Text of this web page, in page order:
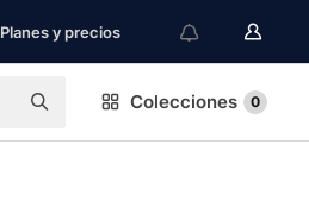
Planes y precios
Colecciones 0